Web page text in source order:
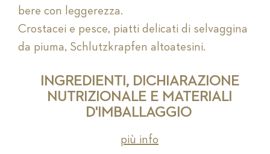
bere con leggerezza.
Crostacei e pesce, piatti delicati di selvaggina
da piuma, Schlutzkrapfen altoatesini.
INGREDIENTI, DICHIARAZIONE
NUTRIZIONALE E MATERIALI
D'IMBALLAGGIO
più info